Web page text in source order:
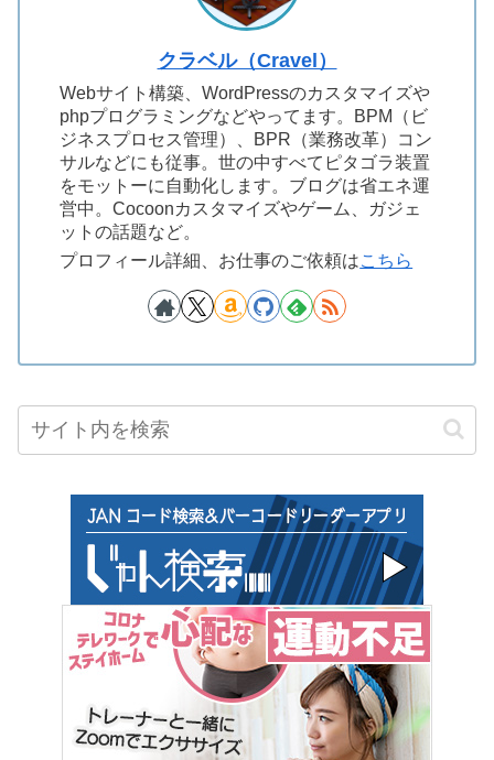
クラベル（Cravel）
Webサイト構築、WordPressのカスタマイズや
phpプログラミングなどやってます。BPM（ビ
ジネスプロセス管理）、BPR（業務改革）コン
サルなどにも従事。世の中すべてピタゴラ装置
をモットーに自動化します。ブログは省エネ運
営中。Cocoonカスタマイズやゲーム、ガジェ
ットの話題など。
プロフィール詳細、お仕事のご依頼はこちら